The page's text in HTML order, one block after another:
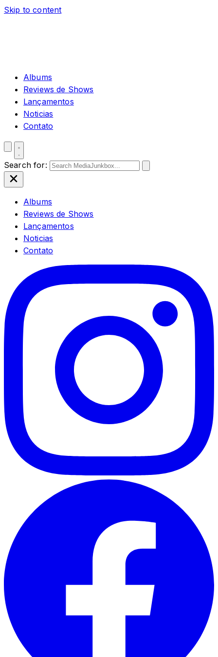
Skip to content
Albums
Reviews de Shows
Lançamentos
Noticias
Contato
Search for:
Albums
Reviews de Shows
Lançamentos
Noticias
Contato